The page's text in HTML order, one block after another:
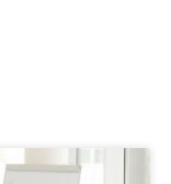
SeiteSeite Seite SeiteSeite
Seite Seite SeiteSeite
Seite Seite Seite Seite